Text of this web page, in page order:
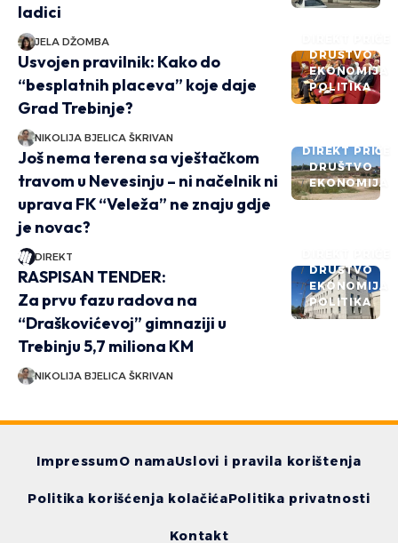
ladici
JELA DŽOMBA
DRUŠTVO
EKONOMIJA
POLITIKA
Usvojen pravilnik: Kako do
“besplatnih placeva” koje daje
Grad Trebinje?
NIKOLIJA BJELICA ŠKRIVAN
DIREKT PRIČE
DRUŠTVO
EKONOMIJA
Još nema terena sa vještačkom
travom u Nevesinju – ni načelnik ni
uprava FK “Veleža” ne znaju gdje
je novac?
DIREKT
DRUŠTVO
EKONOMIJA
POLITIKA
RASPISAN TENDER:
Za prvu fazu radova na
“Draškovićevoj” gimnaziji u
Trebinju 5,7 miliona KM
NIKOLIJA BJELICA ŠKRIVAN
ImpressumO namaUslovi i pravila korištenja
Politika korišćenja kolačićaPolitika privatnosti
Kontakt